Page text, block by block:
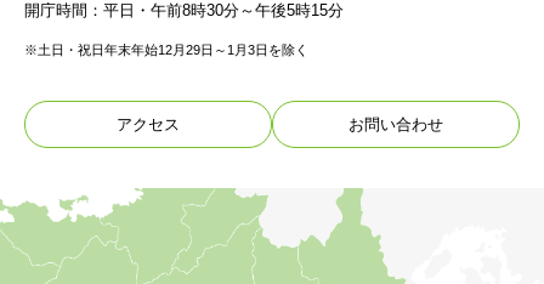
開庁時間：平日・午前8時30分～午後5時15分
※土日・祝日年末年始12月29日～1月3日を除く
アクセス お問い合わせ